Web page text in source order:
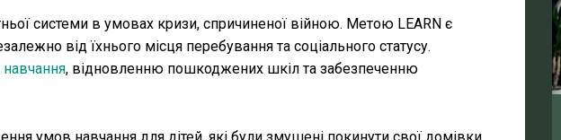
системи в умовах кризи, спричиненої війною. Метою LEARN є
від їхнього місця перебування та соціального статусу.
навчання, відновленню пошкоджених шкіл та забезпеченню